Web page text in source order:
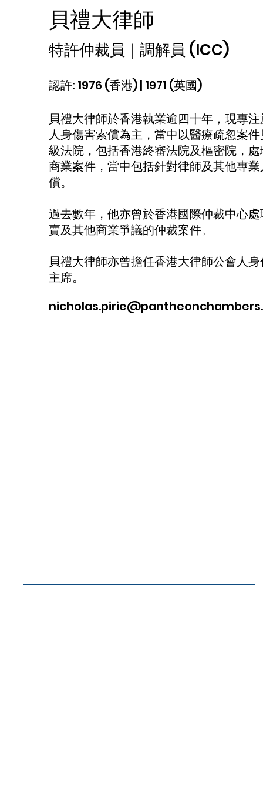
貝禮大律師
特許仲裁員｜調解員 (ICC)
認許: 1976 (香港) | 1971 (英國)
貝禮大律師於香港執業逾四十年，現專
人身傷害索償為主，當中以醫療疏忽案
級法院，包括香港終審法院及樞密院，
商業案件，當中包括針對律師及其他專
償。
過去數年，他亦曾於香港國際仲裁中心
賣及其他商業爭議的仲裁案件。
貝禮大律師亦曾擔任香港大律師公會人
主席。